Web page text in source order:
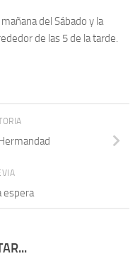
del Sábado y la
de las 5 de la tarde.
espera